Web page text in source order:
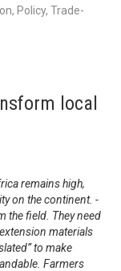
Policy, Trade-
local
remains high,
on the continent. -
the field. They need
materials
to make
Farmers